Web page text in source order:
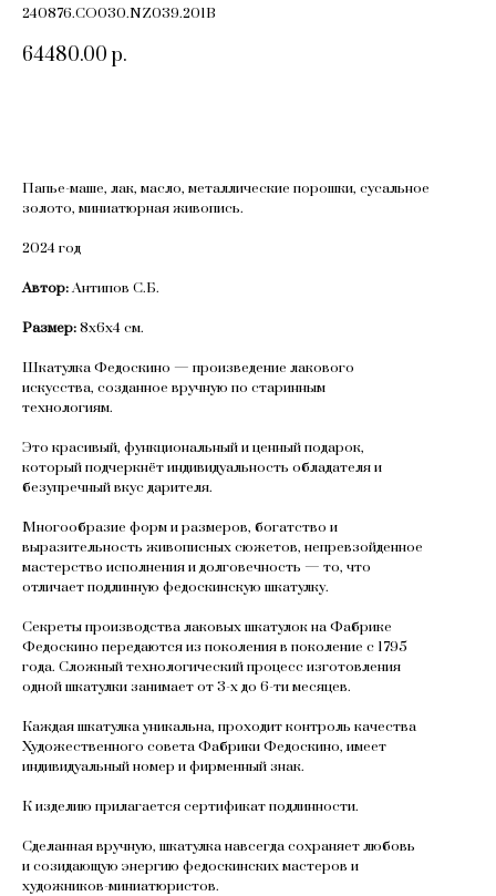
240876.CO030.NZ039.201B
64480.00 р.
Папье-маше, лак, масло, металлические порошки, сусальное
золото, миниатюрная живопись.
2024 год
Автор:Антипов С.Б.
Размер:8х6х4 см.
Шкатулка Федоскино — произведение лакового
искусства, созданное вручную по старинным
технологиям.
Это красивый, функциональный и ценный подарок,
который подчеркнёт индивидуальность обладателя и
безупречный вкус дарителя.
Многообразие форм и размеров, богатство и
выразительность живописных сюжетов, непревзойденное
мастерство исполнения и долговечность — то, что
отличает подлинную федоскинскую шкатулку.
Секреты производства лаковых шкатулок на Фабрике
Федоскино передаются из поколения в поколение с 1795
года. Сложный технологический процесс изготовления
одной шкатулки занимает от 3-х до 6-ти месяцев.
Каждая шкатулка уникальна, проходит контроль качества
Художественного совета Фабрики Федоскино, имеет
индивидуальный номер и фирменный знак.
К изделию прилагается сертификат подлинности.
Сделанная вручную, шкатулка навсегда сохраняет любовь
и созидающую энергию федоскинских мастеров и
художников-миниатюристов.